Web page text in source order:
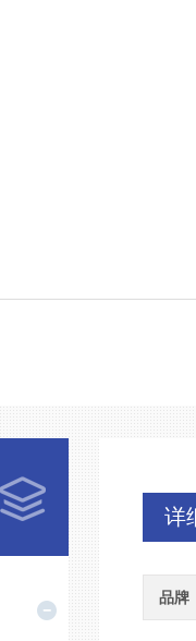
详
品牌